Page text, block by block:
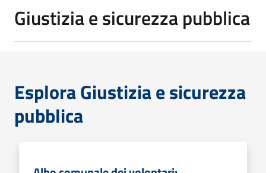
Giustizia e sicurezza pubblica
Esplora Giustizia e sicurezza
pubblica